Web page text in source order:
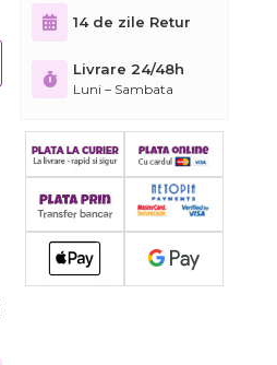
14 de zile Retur
Livrare 24/48h
Luni – Sambata